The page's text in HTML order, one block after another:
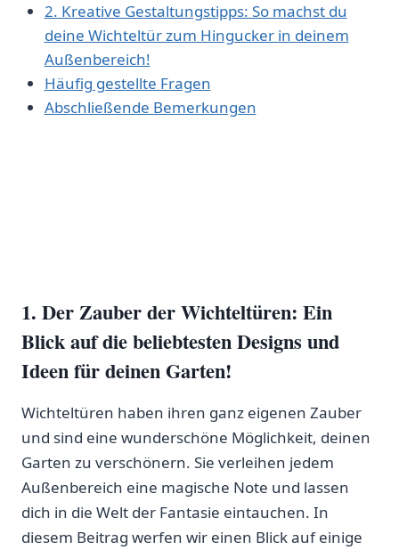
2. Kreative Gestaltungstipps: So machst du
deine Wichteltür⁢ zum Hingucker in ‍deinem
Außenbereich!
Häufig gestellte Fragen
Abschließende Bemerkungen
1. Der Zauber der Wichteltüren: Ein
Blick auf die beliebtesten Designs und
Ideen für deinen Garten!
Wichteltüren ⁢haben ihren ganz eigenen Zauber
und sind eine wunderschöne Möglichkeit, deinen
Garten zu verschönern.‍ Sie verleihen jedem
Außenbereich eine magische Note und lassen
dich in die Welt​ der Fantasie eintauchen. In‌
diesem ⁢Beitrag ‍werfen wir ​einen Blick auf einige